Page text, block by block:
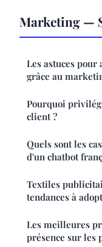
Marketing —
Les astuces
grâce au
Pourquoi
client ?
Quels sont les
d'un chatbot
Textiles
tendances à
Les meilleures
présence sur les